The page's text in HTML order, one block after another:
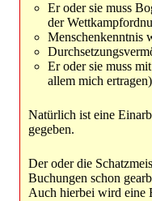
Er oder sie muss
der
Menschenkenntnis
Er oder sie muss
allem mich
Natürlich ist eine
gegeben.
Der oder die
Buchungen schon
Auch hierbei wird eine